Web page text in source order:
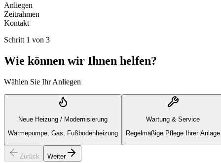
Anliegen
Zeitrahmen
Kontakt
Schritt 1 von 3
Wie können wir Ihnen helfen?
Wählen Sie Ihr Anliegen
Neue Heizung / Modernisierung
Wärmepumpe, Gas, Fußbodenheizung
Wartung & Service
Regelmäßige Pflege Ihrer Anlage
Zurück Weiter